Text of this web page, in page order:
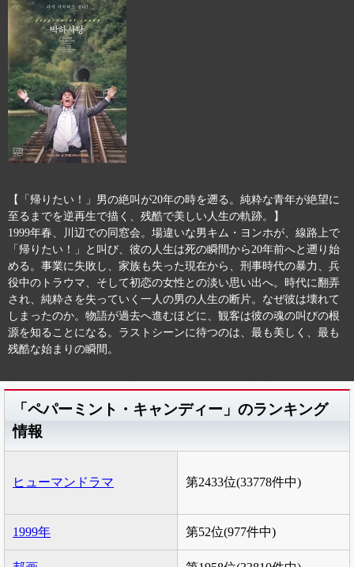
【「帰りたい！」男の絶叫が20年の時を遡る。純粋な青年が絶望に
至るまでを逆再生で描く、残酷で美しい人生の軌跡。】
1999年春、川辺での同窓会。場違いな男キム・ヨンホが、線路上で
「帰りたい！」と叫び、彼の人生は死の瞬間から20年前へと遡り始
める。事業に失敗し、家族も失った現在から、刑事時代の暴力、兵
役中のトラウマ、そして初恋の女性との淡い思い出へ。時代に翻弄
され、純粋さを失っていく一人の男の人生の断片。なぜ彼は壊れて
しまったのか。物語が過去へ進むほどに、観客は彼の魂の叫びの根
源を知ることになる。ラストシーンに待つのは、最も美しく、最も
残酷な始まりの瞬間。
「ペパーミント・キャンディー」のランキング
情報
ヒューマンドラマ 第2433位(33778件中)
1999年 第52位(977件中)